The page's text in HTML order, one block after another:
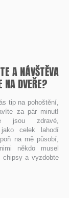
A NÁVŠTĚVA
NA DVEŘE?
tip na pohoštění,
za pár minut!
jsou zdravé,
celek lahodí
na mě působí,
někdo musel
chipsy a vyzdobte